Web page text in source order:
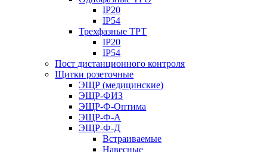
IP20
IP54
Трехфазные ТРТ
IP20
IP54
Пост дистанционного контроля
Щитки розеточные
ЭЩР (медицинские)
ЭЩР-ФИЗ
ЭЩР-Ф-Оптима
ЭЩР-Ф-А
ЭЩР-Ф-Д
Встраиваемые
Навесные